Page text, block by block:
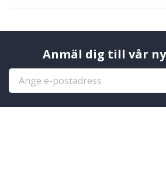
Anmäl dig till vår